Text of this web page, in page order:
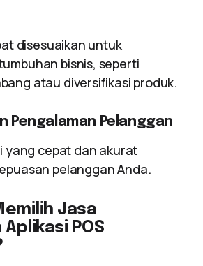
disesuaikan untuk
bisnis, seperti
atau diversifikasi produk.
Pengalaman Pelanggan
yang cepat dan akurat
pelanggan Anda.
Jasa
POS